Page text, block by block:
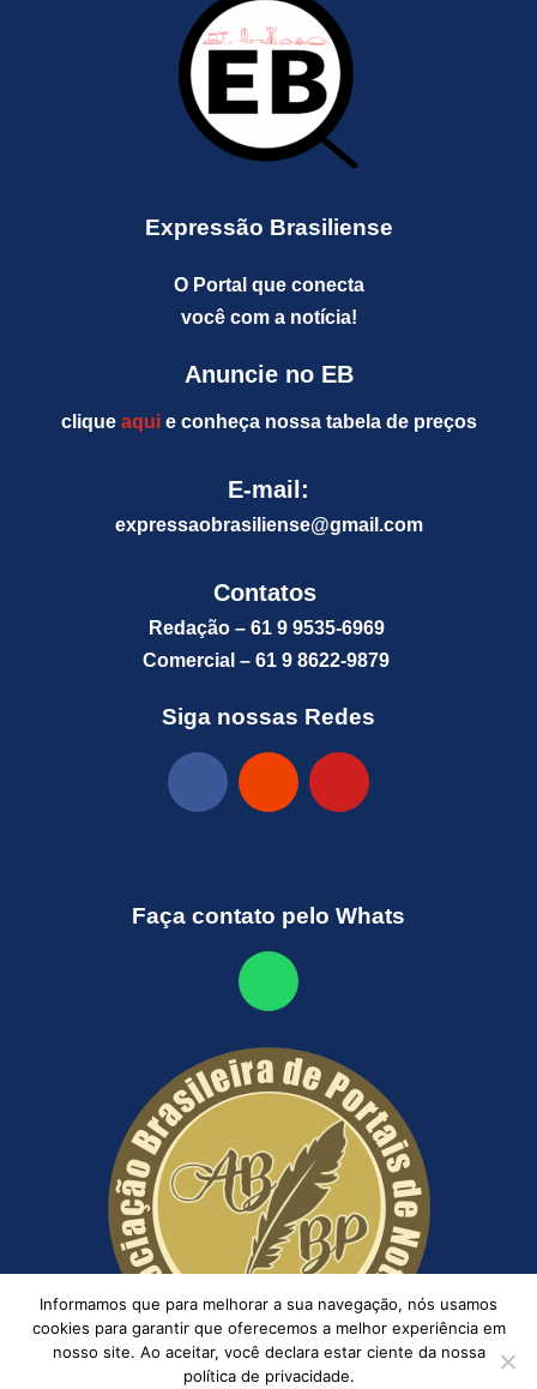
Expressão Brasiliense
O Portal que conecta
você com a notícia!
Anuncie no EB
clique aquie conheça nossa tabela de preços
E-mail:
expressaobrasiliense@gmail.com
Contatos
Redação – 61 9 9535-6969
Comercial – 61 9 8622-9879
Siga nossas Redes
Faça contato pelo Whats
Informamos que para melhorar a sua navegação, nós usamos
cookies para garantir que oferecemos a melhor experiência em
nosso site. Ao aceitar, você declara estar ciente da nossa
política de privacidade.